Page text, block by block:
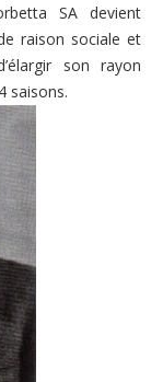
SA devient
raison sociale et
son rayon
saisons.